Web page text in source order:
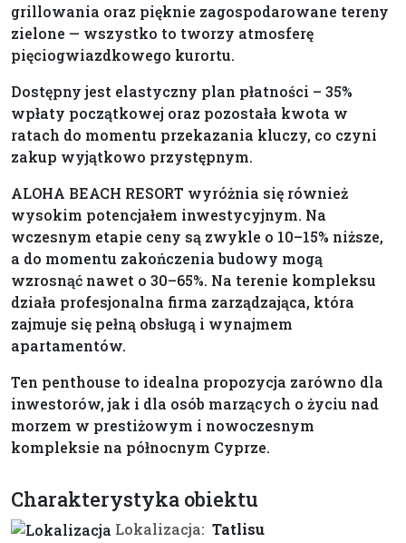
grillowania oraz pięknie zagospodarowane tereny
zielone — wszystko to tworzy atmosferę
pięciogwiazdkowego kurortu.
Dostępny jest elastyczny plan płatności – 35%
wpłaty początkowej oraz pozostała kwota w
ratach do momentu przekazania kluczy, co czyni
zakup wyjątkowo przystępnym.
ALOHA BEACH RESORT wyróżnia się również
wysokim potencjałem inwestycyjnym. Na
wczesnym etapie ceny są zwykle o 10–15% niższe,
a do momentu zakończenia budowy mogą
wzrosnąć nawet o 30–65%. Na terenie kompleksu
działa profesjonalna firma zarządzająca, która
zajmuje się pełną obsługą i wynajmem
apartamentów.
Ten penthouse to idealna propozycja zarówno dla
inwestorów, jak i dla osób marzących o życiu nad
morzem w prestiżowym i nowoczesnym
kompleksie na północnym Cyprze.
Charakterystyka obiektu
Lokalizacja: Tatlisu